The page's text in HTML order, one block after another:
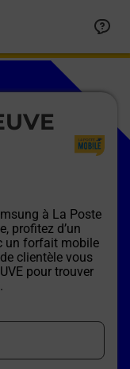
à La Poste
profitez d’un
un forfait mobile
clientèle vous
pour trouver